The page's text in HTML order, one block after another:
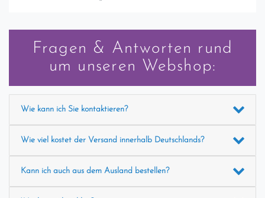
Fragen & Antworten rund
um unseren Webshop:
Wie kann ich Sie kontaktieren?
Wie viel kostet der Versand innerhalb Deutschlands?
Kann ich auch aus dem Ausland bestellen?